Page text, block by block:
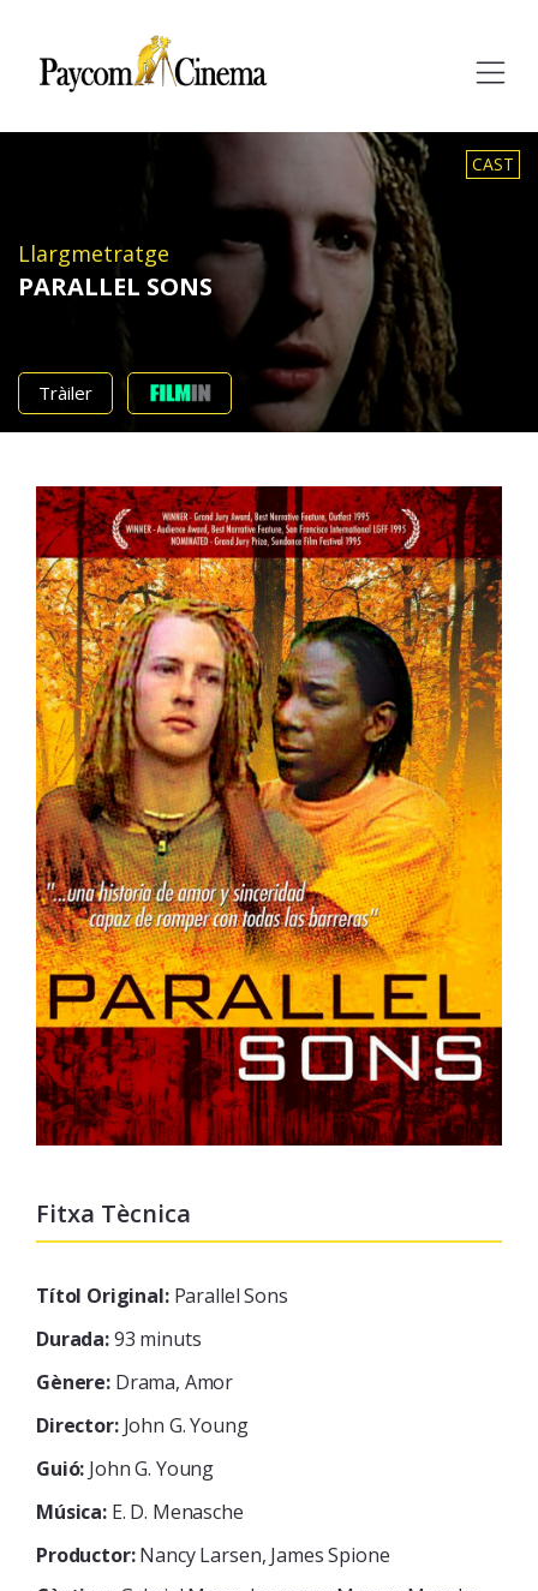
CAST
Llargmetratge
PARALLEL SONS
Tràiler
Fitxa Tècnica
Títol Original:Parallel Sons
Durada:93 minuts
Gènere:Drama, Amor
Director:John G. Young
Guió: John G. Young
Música:E. D. Menasche
Productor:Nancy Larsen, James Spione